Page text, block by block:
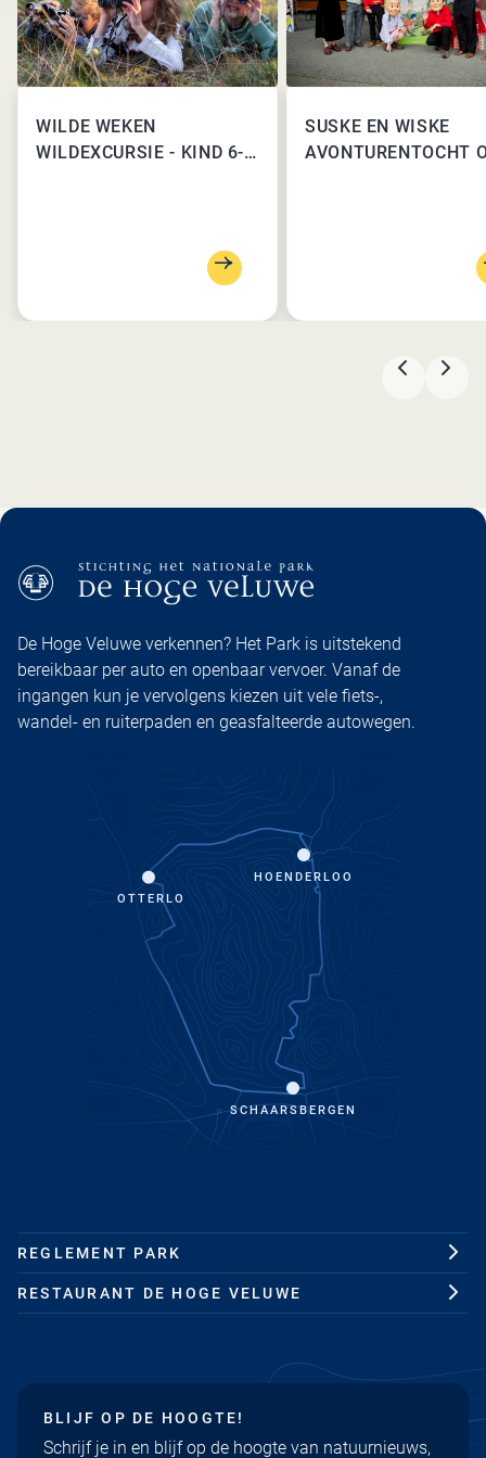
WILDE WEKEN
WILDEXCURSIE - KIND 6-
SUSKE EN WISKE
AVONTURENTOCHT
De Hoge Veluwe verkennen? Het Park is uitstekend
bereikbaar per auto en openbaar vervoer. Vanaf de
ingangen kun je vervolgens kiezen uit vele fiets-,
wandel- en ruiterpaden en geasfalteerde autowegen.
SCHAARSBERGEN
OTTERLO
HOENDERLOO
REGLEMENT PARK
RESTAURANT DE HOGE VELUWE
BLIJF OP DE HOOGTE!
Schrijf je in en blijf op de hoogte van natuurnieuws,